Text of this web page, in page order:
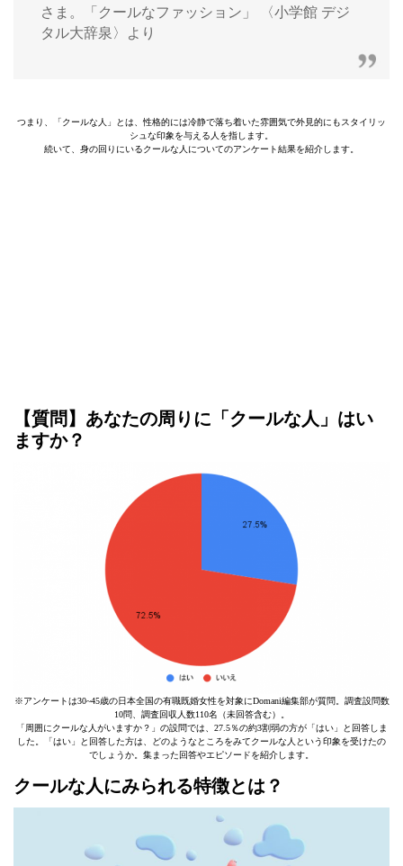
さま。「クールなファッション」 〈小学館 デジ
タル大辞泉〉より
つまり、「クールな人」とは、性格的には冷静で落ち着いた雰囲気で外見的にもスタイリッ
シュな印象を与える人を指します。
続いて、身の回りにいるクールな人についてのアンケート結果を紹介します。
【質問】あなたの周りに「クールな人」はい
ますか？
※アンケートは30~45歳の日本全国の有職既婚女性を対象にDomani編集部が質問。調査設問数
10問、調査回収人数110名（未回答含む）。
「周囲にクールな人がいますか？」の設問では、27.5％の約3割弱の方が「はい」と回答しま
した。「はい」と回答した方は、どのようなところをみてクールな人という印象を受けたの
でしょうか。集まった回答やエピソードを紹介します。
クールな人にみられる特徴とは？